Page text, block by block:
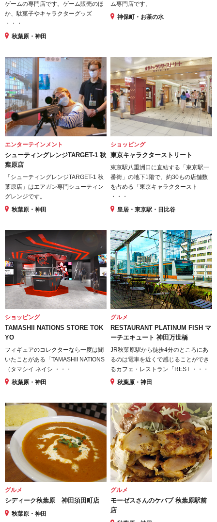
ゲームの専門店です。ゲーム販売のほ
か、駄菓子やキャラクターグッズ
・・・
秋葉原・神田
ム専門店です。
神保町・お茶の水
エンターテインメント
シューティングレンジTARGET-1 秋
葉原店
「シューティングレンジTARGET-1 秋
葉原店」はエアガン専門シューティン
グレンジです。
秋葉原・神田
ショッピング
東京キャラクターストリート
東京駅八重洲口に直結する「東京駅一
番街」の地下1階で、約30もの店舗数
を占める「東京キャラクタースト
・・・
皇居・東京駅・日比谷
ショッピング
TAMASHII NATIONS STORE TOK
YO
フィギュアのコレクターなら一度は聞
いたことがある「TAMASHII NATIONS
（タマシイ ネイシ ・・・
秋葉原・神田
グルメ
RESTAURANT PLATINUM FISH マ
ーチエキュート 神田万世橋
JR秋葉原駅から徒歩4分のところにあ
るのは電車を近くで感じることができ
るカフェ・レストラン「REST ・・・
秋葉原・神田
グルメ
シディーク秋葉原 神田須田町店
秋葉原・神田
グルメ
モーゼスさんのケバブ 秋葉原駅前
店